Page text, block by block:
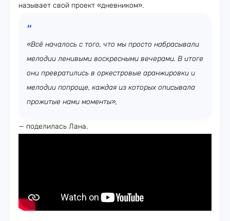
называет свой проект «дневником».
«Всё началось с того, что мы просто набрасывали
мелодии ленивыми воскресными вечерами. В итоге
они превратились в оркестровые аранжировки и
мелодии попроще, каждая из которых описывала
прожитые нами моменты»,
— поделилась Лана.